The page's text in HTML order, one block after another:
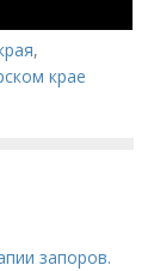
,
крае
запоров.